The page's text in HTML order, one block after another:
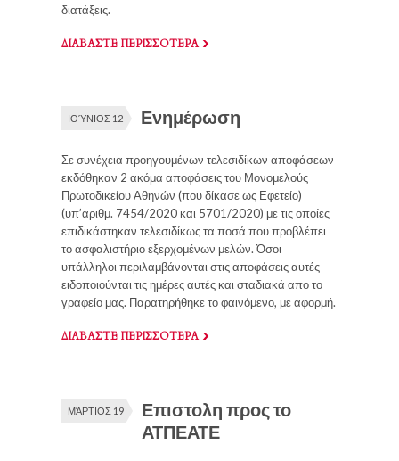
διατάξεις.
ΔΙΑΒΑΣΤΕ ΠΕΡΙΣΣΟΤΕΡΑ
ΙΟΎΝΙΟΣ 12 Ενημέρωση
Σε συνέχεια προηγουμένων τελεσιδίκων αποφάσεων
εκδόθηκαν 2 ακόμα αποφάσεις του Μονομελούς
Πρωτοδικείου Αθηνών (που δίκασε ως Εφετείο)
(υπ’αριθμ. 7454/2020 και 5701/2020) με τις οποίες
επιδικάστηκαν τελεσιδίκως τα ποσά που προβλέπει
το ασφαλιστήριο εξερχομένων μελών. Όσοι
υπάλληλοι περιλαμβάνονται στις αποφάσεις αυτές
ειδοποιούνται τις ημέρες αυτές και σταδιακά απο το
γραφείο μας. Παρατηρήθηκε το φαινόμενο, με αφορμή.
ΔΙΑΒΑΣΤΕ ΠΕΡΙΣΣΟΤΕΡΑ
ΜΆΡΤΙΟΣ 19
Επιστολη προς το
ΑΤΠΕΑΤΕ